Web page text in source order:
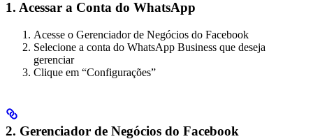
1. Acessar a Conta do WhatsApp
Acesse o Gerenciador de Negócios do Facebook
Selecione a conta do WhatsApp Business que deseja
gerenciar
Clique em “Configurações”
2. Gerenciador de Negócios do Facebook